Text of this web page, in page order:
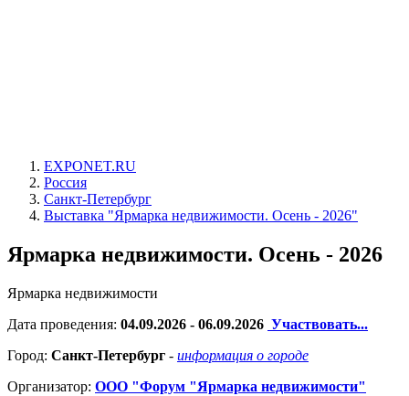
EXPONET.RU
Россия
Санкт-Петербург
Выставка "Ярмарка недвижимости. Осень - 2026"
Ярмарка недвижимости. Осень - 2026
Ярмарка недвижимости
Дата проведения: 04.09.2026 - 06.09.2026 Участвовать...
Город: Санкт-Петербург - информация о городе
Организатор: ООО "Форум "Ярмарка недвижимости"